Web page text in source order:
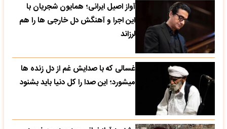
آواز اصیل ایرانی؛ همایون شجریان با
این اجرا و آهنگش دل خارجی ها را هم
لرزاند
غسالی که با صدایش غم از دل زنده ها
میشورد؛ این صدا را کل دنیا باید بشنود